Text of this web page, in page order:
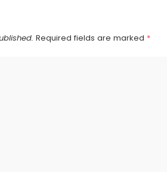
Required fields are marked *